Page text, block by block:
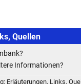
Quellen
Informationen?
Erläuterungen, Links,